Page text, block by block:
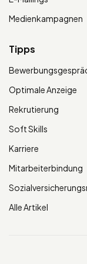
Medienkampagnen
Tipps
Optimale Anzeige
Rekrutierung
Soft Skills
Karriere
Mitarbeiterbindung
Alle Artikel